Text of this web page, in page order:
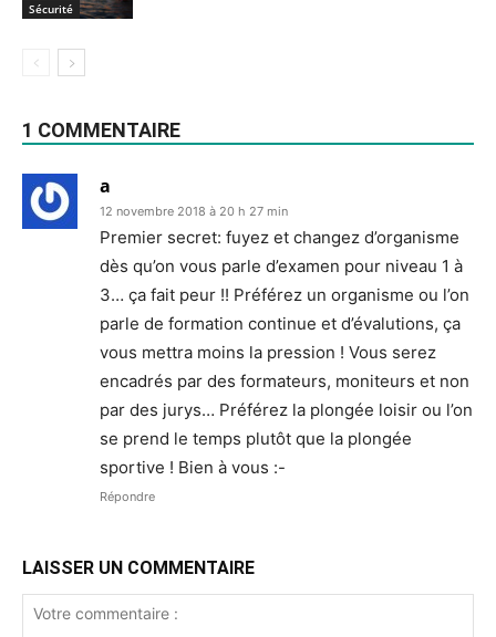
Sécurité
1 COMMENTAIRE
a
12 novembre 2018 à 20 h 27 min
Premier secret: fuyez et changez d’organisme
dès qu’on vous parle d’examen pour niveau 1 à
3… ça fait peur !! Préférez un organisme ou l’on
parle de formation continue et d’évalutions, ça
vous mettra moins la pression ! Vous serez
encadrés par des formateurs, moniteurs et non
par des jurys… Préférez la plongée loisir ou l’on
se prend le temps plutôt que la plongée
sportive ! Bien à vous :-
Répondre
LAISSER UN COMMENTAIRE